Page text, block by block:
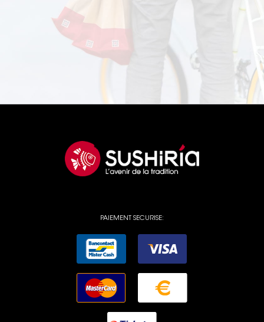
PAIEMENT SECURISE: